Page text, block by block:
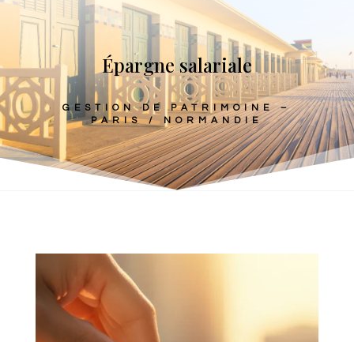
Épargne salariale
GESTION DE PATRIMOINE –
PARIS / NORMANDIE